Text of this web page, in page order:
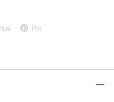
Pin